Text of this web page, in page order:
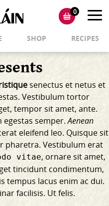
0
SHOP RECIPES
senectus et netus et
Vestibulum tortor
tempor sit amet, ante.
egestas semper.Aenean
eleifend leo. Quisque sit
pharetra. Vestibulum erat
vitae, ornare sit amet,
tincidunt condimentum,
tempus lacus enim ac dui.
facilisis. Ut felis.